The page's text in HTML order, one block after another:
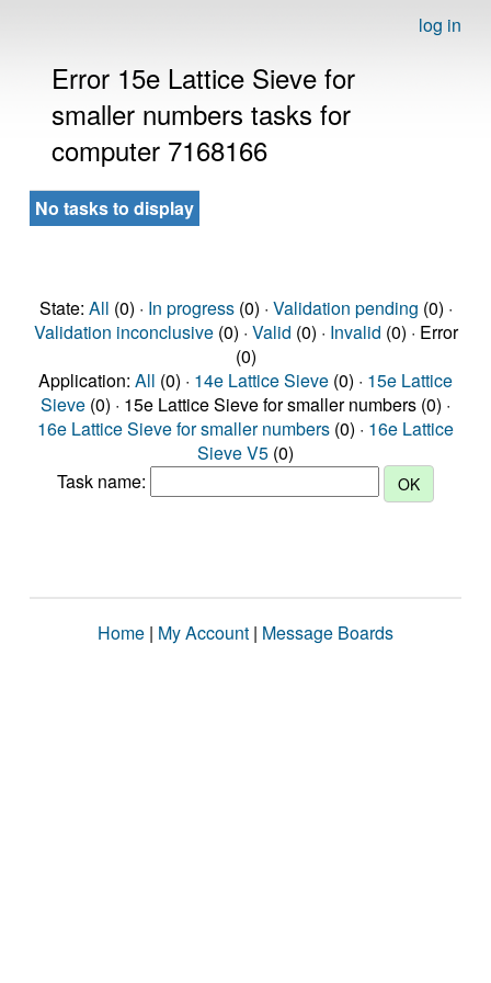
log in
Error 15e Lattice Sieve for
smaller numbers tasks for
computer 7168166
No tasks to display
State: All (0) · In progress(0) · Validation pending (0) ·
Validation inconclusive(0) · Valid (0) · Invalid (0) · Error
(0)
Application: All (0) · 14e Lattice Sieve (0) · 15e Lattice
Sieve (0) · 15e Lattice Sieve for smaller numbers (0) ·
16e Lattice Sieve for smaller numbers (0) · 16e Lattice
Sieve V5 (0)
Task name:
Home | My Account | Message Boards